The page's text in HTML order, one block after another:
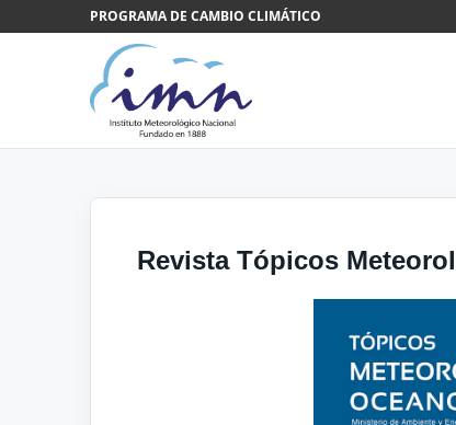
Saltar al contenidoPROGRAMA DE CAMBIO CLIMÁTICO
Revista Tópicos